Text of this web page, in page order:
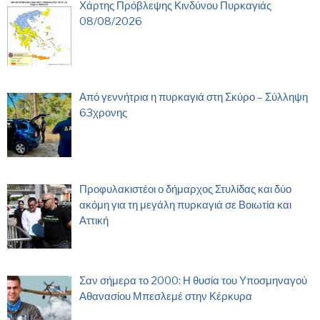
Χάρτης Πρόβλεψης Κινδύνου Πυρκαγιάς
08/08/2026
Από γεννήτρια η πυρκαγιά στη Σκύρο – Σύλληψη
63χρονης
Προφυλακιστέοι ο δήμαρχος Στυλίδας και δύο
ακόμη για τη μεγάλη πυρκαγιά σε Βοιωτία και
Αττική
Σαν σήμερα το 2000: Η θυσία του Υποσμηναγού
Αθανασίου Μπεσλεμέ στην Κέρκυρα